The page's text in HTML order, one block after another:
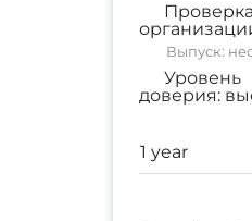
Проверка
Выпуск:
Уровень
доверия:
Гарантия: